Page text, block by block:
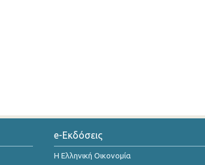
e-Εκδόσεις
Η Ελληνική Οικονομία